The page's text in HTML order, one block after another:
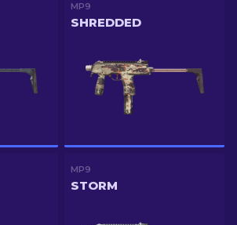
MP9
SHREDDED
MP9
STORM